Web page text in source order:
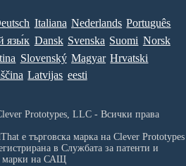
Italiana Nederlands Português
язы́к Dansk Svenska Suomi Norsk
Slovenský Magyar Hrvatski
Latvijas eesti
Prototypes, LLC - Всички права
е търговска марка на Clever
в Службата за патенти и
марки на САЩ